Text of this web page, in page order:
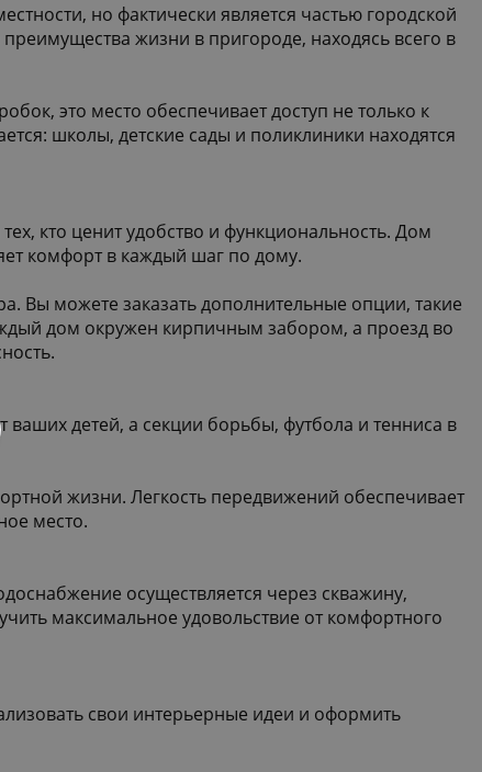
но фактически является частью городской
жизни в пригороде, находясь всего в
это место обеспечивает доступ не только к
школы, детские сады и поликлиники находятся
кто ценит удобство и функциональность. Дом
комфорт в каждый шаг по дому.
Вы можете заказать дополнительные опции, такие
дом окружен кирпичным забором, а проезд во
детей, а секции борьбы, футбола и тенниса в
жизни. Легкость передвижений обеспечивает
место.
осуществляется через скважину,
максимальное удовольствие от комфортного
свои интерьерные идеи и оформить